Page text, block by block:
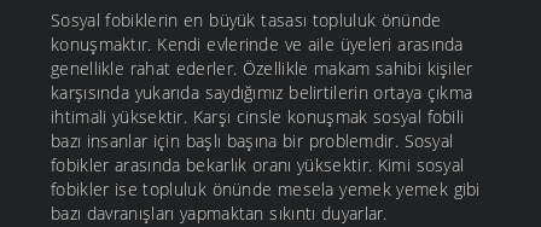
Sosyal fobiklerin en büyük tasası topluluk önünde
konuşmaktır. Kendi evlerinde ve aile üyeleri arasında
genellikle rahat ederler. Özellikle makam sahibi kişiler
karşısında yukarıda saydığımız belirtilerin ortaya çıkma
ihtimali yüksektir. Karşı cinsle konuşmak sosyal fobili
bazı insanlar için başlı başına bir problemdir. Sosyal
fobikler arasında bekarlık oranı yüksektir. Kimi sosyal
fobikler ise topluluk önünde mesela yemek yemek gibi
bazı davranışları yapmaktan sıkıntı duyarlar.